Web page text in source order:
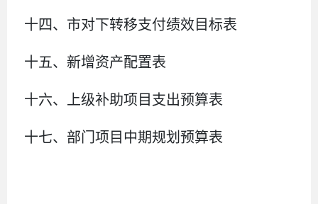
十四、 市对下转移支付绩效目标表
十五、新增资产配置表
十六、上级补助项目支出预算表
十七、部门项目中期规划预算表